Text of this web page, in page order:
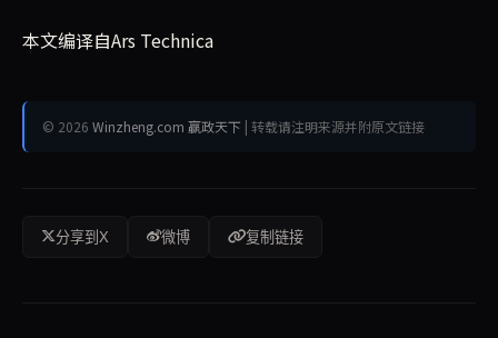
本文编译自Ars Technica
© 2026 Winzheng.com 赢政天下 | 转载请注明来源并附原文链接
分享到X 微博 复制链接